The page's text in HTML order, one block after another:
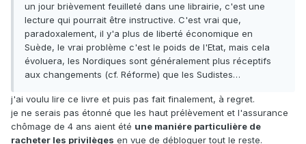
un jour brièvement feuilleté dans une librairie, c'est une
lecture qui pourrait être instructive. C'est vrai que,
paradoxalement, il y'a plus de liberté économique en
Suède, le vrai problème c'est le poids de l'Etat, mais cela
évoluera, les Nordiques sont généralement plus réceptifs
aux changements (cf. Réforme) que les Sudistes…
j'ai voulu lire ce livre et puis pas fait finalement, à regret.
je ne serais pas étonné que les haut prélèvement et l'assurance
chômage de 4 ans aient été une maniére particulière de
racheter les privilèges en vue de débloquer tout le reste.